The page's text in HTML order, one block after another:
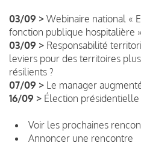
03/09 > Webinaire national «
fonction publique hospitalière »
03/09 > Responsabilité
leviers pour des territoires
résilients ?
07/09 > Le manager
16/09 > Élection
Voir les prochaines
Annoncer une rencontre